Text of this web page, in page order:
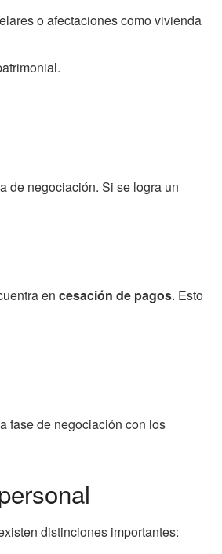
o afectaciones como vivienda
de negociación. Si se logra un
en cesación de pagos. Esto
fase de negociación con los
distinciones importantes: